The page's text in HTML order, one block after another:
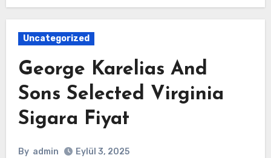
Uncategorized
George Karelias And
Sons Selected Virginia
Sigara Fiyat
By admin Eylül 3, 2025